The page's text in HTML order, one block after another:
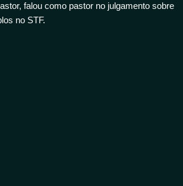
falou como pastor no julgamento sobre
no STF.